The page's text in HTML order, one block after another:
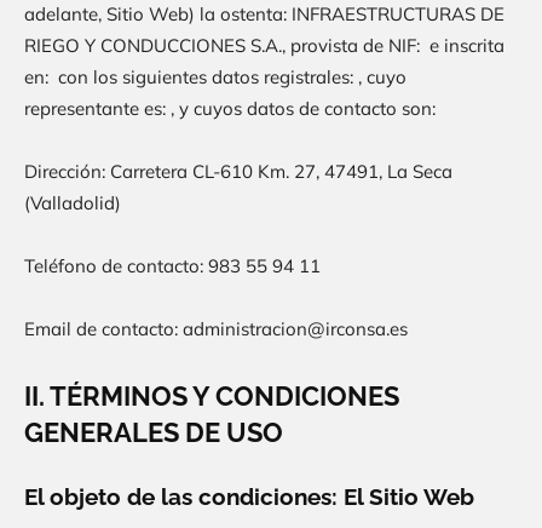
adelante, Sitio Web) la ostenta: INFRAESTRUCTURAS DE
RIEGO Y CONDUCCIONES S.A., provista de NIF: e inscrita
en: con los siguientes datos registrales: , cuyo
representante es: , y cuyos datos de contacto son:
Dirección: Carretera CL-610 Km. 27, 47491, La Seca
(Valladolid)
Teléfono de contacto: 983 55 94 11
Email de contacto: administracion@irconsa.es
II. TÉRMINOS Y CONDICIONES
GENERALES DE USO
El objeto de las condiciones: El Sitio Web